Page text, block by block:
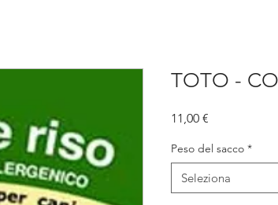
TOTO -
11,00 €
Peso del sacco *
Seleziona